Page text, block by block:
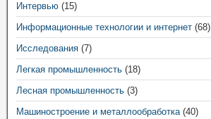
Интервью (15)
Информационные технологии и интернет (68)
Исследования (7)
Легкая промышленность (18)
Лесная промышленность (3)
Машиностроение и металлообработка(40)